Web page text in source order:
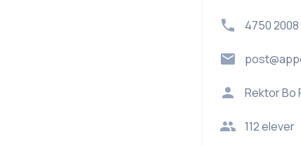
4750 2008
RektorBo
112elever